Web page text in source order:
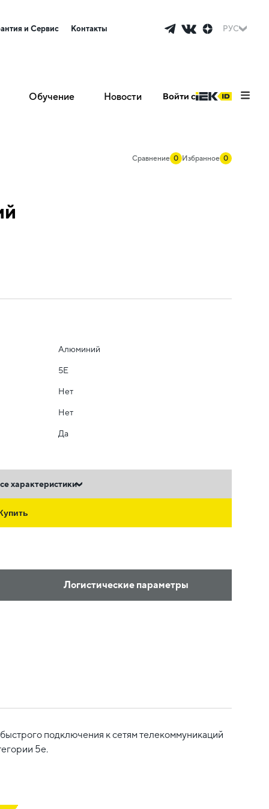
и Сервис Контакты РУС
Обучение Новости Войти с
Сравнение 0 Избранное 0
Алюминий
5E
Нет
Нет
Да
характеристики
Логистические параметры
подключения к сетям телекоммуникаций
5e.